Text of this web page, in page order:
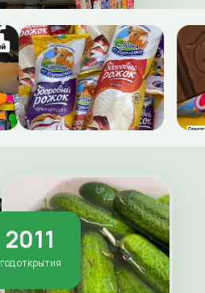
2011
год открытия